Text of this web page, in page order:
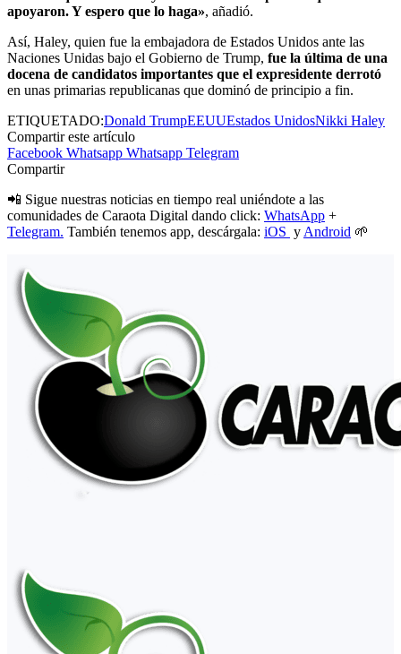
apoyaron. Y espero que lo haga», añadió.
Así, Haley, quien fue la embajadora de Estados Unidos ante las
Naciones Unidas bajo el Gobierno de Trump, fue la última de una
docena de candidatos importantes que el expresidente derrotó
en unas primarias republicanas que dominó de principio a fin.
ETIQUETADO:Donald TrumpEEUUEstados UnidosNikki Haley
Compartir este artículo
Facebook Whatsapp Whatsapp Telegram
Compartir
📲 Sigue nuestras noticias en tiempo real uniéndote a las
comunidades de Caraota Digital dando click: WhatsApp +
Telegram. También tenemos app, descárgala: iOS y Android 🌱